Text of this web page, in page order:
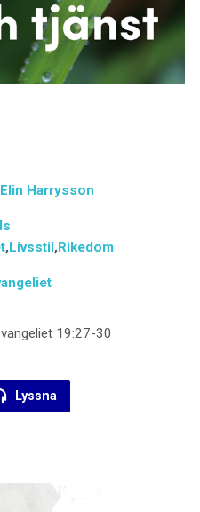
Elin Harrysson
,Livsstil,Rikedom
19:27-30
Lyssna